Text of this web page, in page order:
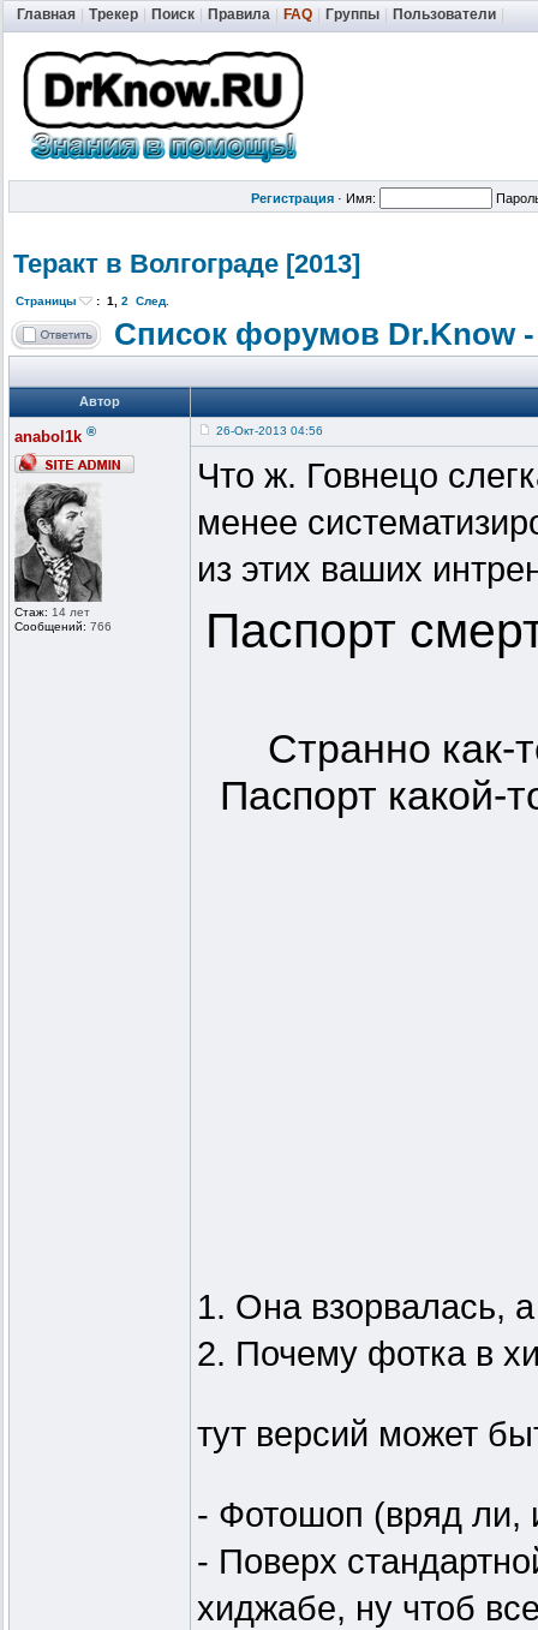
Главная Трекер Поиск Правила FAQ Группы Пользователи
Регистрация · Имя:
Теракт в Волгограде [2013]
Страницы : 1, 2 След.
Список форумов Dr.Know
Автор
anabol1k ®
Стаж: 14 лет
Сообщений: 766
26-Окт-2013 04:56
Что ж. Говнецо
менее
из этих ваших
Паспорт
Странно как-
Паспорт какой-
1. Она взорвалась,
2. Почему фотка в
тут версий может
- Фотошоп (вряд ли,
- Поверх
хиджабе, ну чтоб